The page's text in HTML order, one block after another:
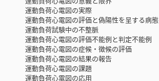
運動負荷心電図の実際
運動負荷心電図の評価と偽陽性を呈する病態
運動負荷試験中の不整脈
運動負荷心電図の評価不能例と判定不能例
運動負荷心電図の症候・徴候の評価
運動負荷心電図の結果の報告
運動負荷心電図の課題
運動負荷心電図の応用